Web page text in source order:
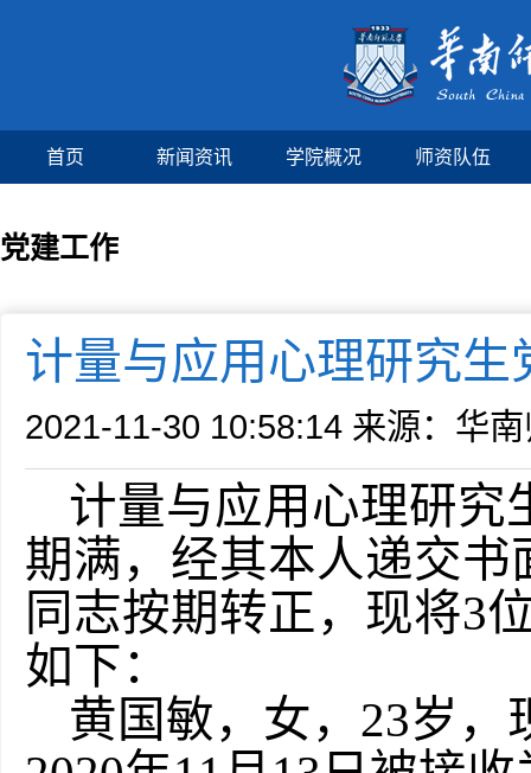
首页 新闻资讯 学院概况 师资队伍
党建工作
计量与应用心理研究
2021-11-30 10:58:14 来源：华
计量与应用心理研究
期满，经其本人递交
同志按期转正，现将3
如下：
黄国敏，女，23岁，